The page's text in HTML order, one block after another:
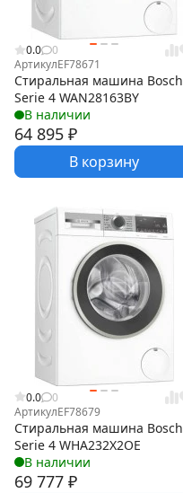
0.0
0
АртикулEF78671
Стиральная машина Bosch
Serie 4 WAN28163BY
В наличии
64 895 ₽
В корзину
0.0
0
АртикулEF78679
Стиральная машина Bosch
Serie 4 WHA232X2OE
В наличии
69 777 ₽